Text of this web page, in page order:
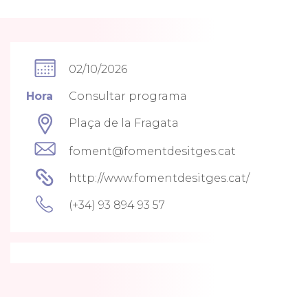
02/10/2026
Hora Consultar programa
Plaça de la Fragata
foment@fomentdesitges.cat
http://www.fomentdesitges.cat/
(+34) 93 894 93 57